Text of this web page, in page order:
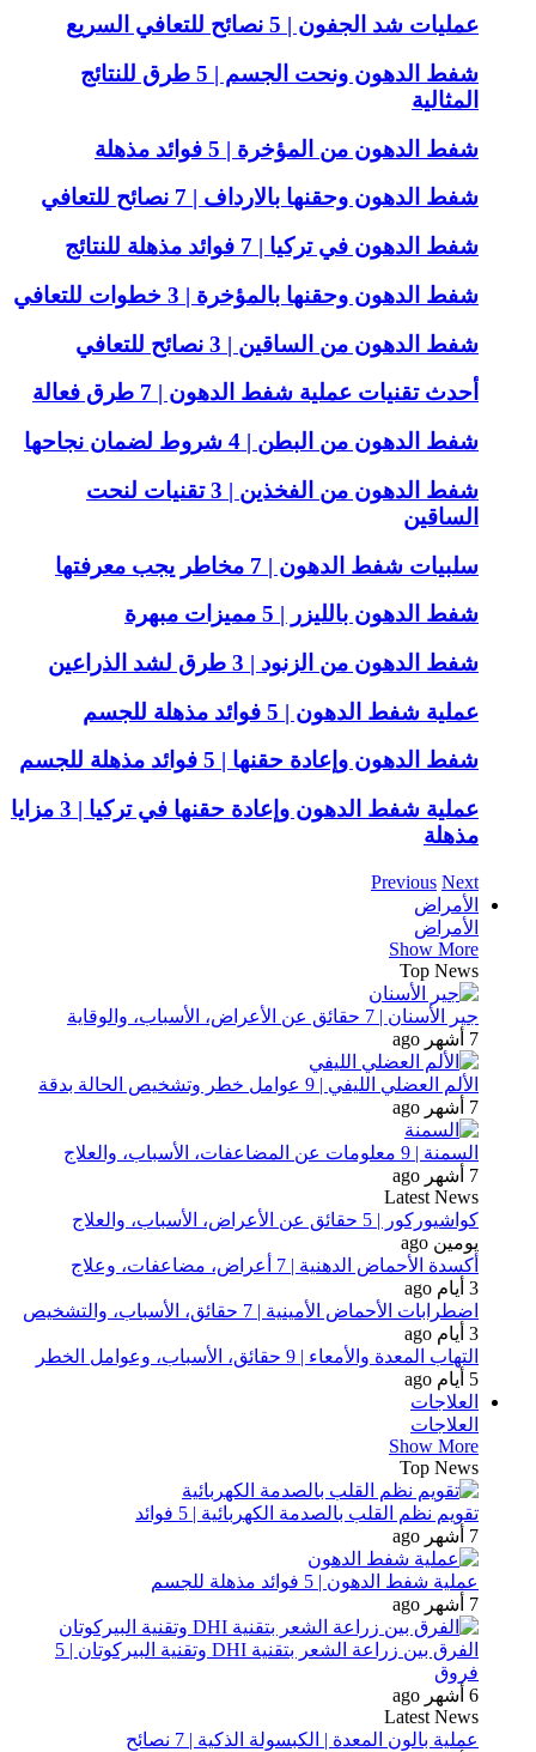
عمليات شد الجفون | 5 نصائح للتعافي السريع
شفط الدهون ونحت الجسم | 5 طرق للنتائج
المثالية
شفط الدهون من المؤخرة | 5 فوائد مذهلة
شفط الدهون وحقنها بالارداف | 7 نصائح للتعافي
شفط الدهون في تركيا | 7 فوائد مذهلة للنتائج
شفط الدهون وحقنها بالمؤخرة | 3 خطوات للتعافي
شفط الدهون من الساقين | 3 نصائح للتعافي
أحدث تقنيات عملية شفط الدهون | 7 طرق فعالة
شفط الدهون من البطن | 4 شروط لضمان نجاحها
شفط الدهون من الفخذين | 3 تقنيات لنحت
الساقين
سلبيات شفط الدهون | 7 مخاطر يجب معرفتها
شفط الدهون بالليزر | 5 مميزات مبهرة
شفط الدهون من الزنود | 3 طرق لشد الذراعين
عملية شفط الدهون | 5 فوائد مذهلة للجسم
شفط الدهون وإعادة حقنها | 5 فوائد مذهلة للجسم
عملية شفط الدهون وإعادة حقنها في تركيا | 3 مزايا
مذهلة
Previous Next
الأمراض
الأمراض
Show More
Top News
جير الأسنان | 7 حقائق عن الأعراض، الأسباب، والوقاية
7 أشهر ago
الألم العضلي الليفي | 9 عوامل خطر وتشخيص الحالة بدقة
7 أشهر ago
السمنة | 9 معلومات عن المضاعفات، الأسباب، والعلاج
7 أشهر ago
Latest News
كواشيوركور | 5 حقائق عن الأعراض، الأسباب، والعلاج
يومين ago
أكسدة الأحماض الدهنية | 7 أعراض، مضاعفات، وعلاج
3 أيام ago
اضطرابات الأحماض الأمينية | 7 حقائق، الأسباب، والتشخيص
3 أيام ago
التهاب المعدة والأمعاء | 9 حقائق، الأسباب، وعوامل الخطر
5 أيام ago
العلاجات
العلاجات
Show More
Top News
تقويم نظم القلب بالصدمة الكهربائية | 5 فوائد
7 أشهر ago
عملية شفط الدهون | 5 فوائد مذهلة للجسم
7 أشهر ago
الفرق بين زراعة الشعر بتقنية DHI وتقنية البيركوتان | 5
فروق
6 أشهر ago
Latest News
عملية بالون المعدة | الكبسولة الذكية | 7 نصائح